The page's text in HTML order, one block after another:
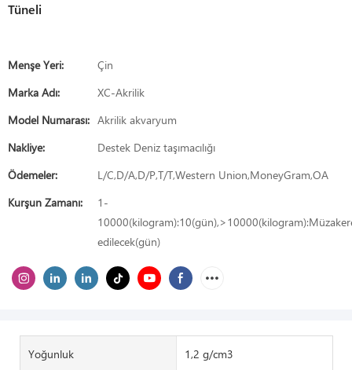
Tüneli
Menşe Yeri:
Çin
Marka Adı:
XC-Akrilik
Model Numarası: Akrilik akvaryum
Nakliye:
Destek Deniz taşımacılığı
Ödemeler:
L/C,D/A,D/P,T/T,Western Union,MoneyGram,OA
Kurşun Zamanı:
1-
edilecek(gün)
Yoğunluk 1,2 g/cm3